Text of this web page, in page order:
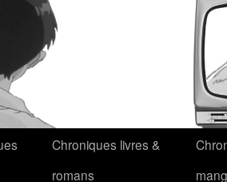
Chroniques livres &
romans